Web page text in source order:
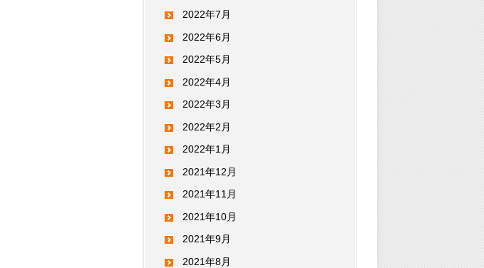
2022年7月
2022年6月
2022年5月
2022年4月
2022年3月
2022年2月
2022年1月
2021年12月
2021年11月
2021年10月
2021年9月
2021年8月